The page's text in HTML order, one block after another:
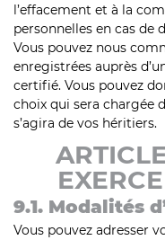
l’effacement et à la
personnelles en cas de
Vous pouvez nous
enregistrées auprès
certifié. Vous pouvez
choix qui sera chargée
s’agira de vos héritiers.
9.1. Modalités
Vous pouvez adresser